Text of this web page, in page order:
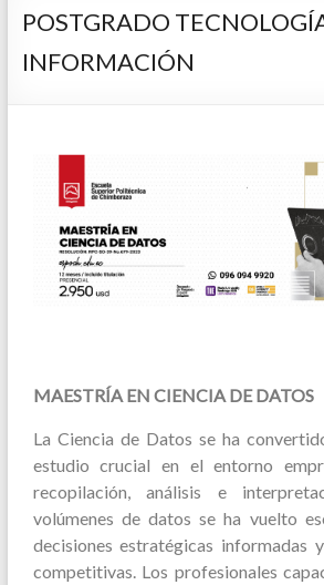
POSTGRADO
INFORMACIÓN
MAESTRÍA EN CIENCIA DE DATOS
La Ciencia de Datos se ha
estudio crucial en el entorno
recopilación, análisis e
volúmenes de datos se ha vuelto
decisiones estratégicas informadas
competitivas. Los profesionales